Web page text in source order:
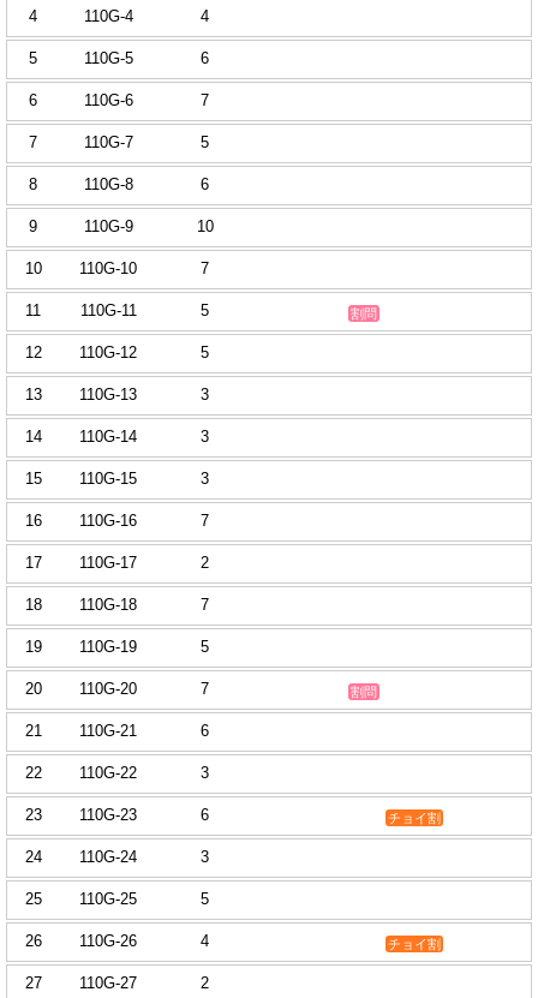
4 110G-4 4
5 110G-5 6
6 110G-6 7
7 110G-7 5
8 110G-8 6
9 110G-9 10
10 110G-10 7
11 110G-11 5 割問
12 110G-12 5
13 110G-13 3
14 110G-14 3
15 110G-15 3
16 110G-16 7
17 110G-17 2
18 110G-18 7
19 110G-19 5
20 110G-20 7 割問
21 110G-21 6
22 110G-22 3
23 110G-23 6 チョイ割
24 110G-24 3
25 110G-25 5
26 110G-26 4 チョイ割
27 110G-27 2